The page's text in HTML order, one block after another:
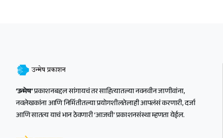
‘उन्मेष’प्रकाशनबद्दल सांगायचं तर साहित्यातल्या नवनवीन जाणीवांना,
नवलेखकांना आणि निर्मितीतल्या प्रयोगशीलतेलाही आपलंसं करणारी, दर्जा
आणि सातत्य याचं भान ठेवणारी ‘आजची’ प्रकाशनसंस्था म्हणता येईल.